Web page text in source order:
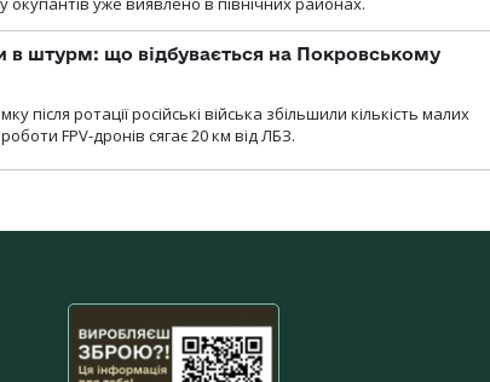
в штурм: що відбувається на Покровському
після ротації російські війська збільшили кількість малих
FPV-дронів сягає 20 км від ЛБЗ.